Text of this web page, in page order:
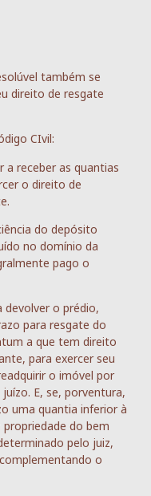
também se
direito de resgate
CIvil:
a receber as quantias
o direito de
do depósito
no domínio da
pago o
devolver o prédio,
para resgate do
a que tem direito
para exercer seu
o imóvel por
E, se, porventura,
uma quantia inferior à
do bem
pelo juiz,
o